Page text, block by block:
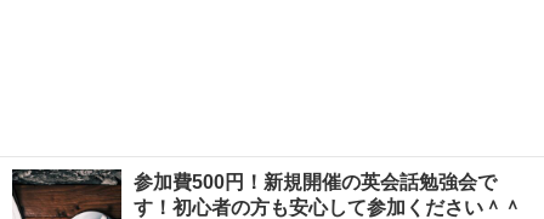
参加費500円！新規開催の英会話勉強会で
す！初心者の方も安心して参加ください＾＾